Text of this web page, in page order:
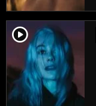
player2